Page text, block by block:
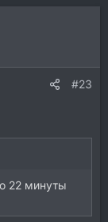
#23
22 минуты